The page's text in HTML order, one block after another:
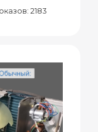
2183